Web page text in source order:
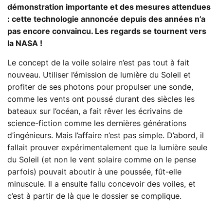
démonstration importante et des mesures attendues
: cette technologie annoncée depuis des années n’a
pas encore convaincu. Les regards se tournent vers
la NASA !
Le concept de la voile solaire n’est pas tout à fait
nouveau. Utiliser l’émission de lumière du Soleil et
profiter de ses photons pour propulser une sonde,
comme les vents ont poussé durant des siècles les
bateaux sur l’océan, a fait rêver les écrivains de
science-fiction comme les dernières générations
d’ingénieurs. Mais l’affaire n’est pas simple. D’abord, il
fallait prouver expérimentalement que la lumière seule
du Soleil (et non le vent solaire comme on le pense
parfois) pouvait aboutir à une poussée, fût-elle
minuscule. Il a ensuite fallu concevoir des voiles, et
c’est à partir de là que le dossier se complique.